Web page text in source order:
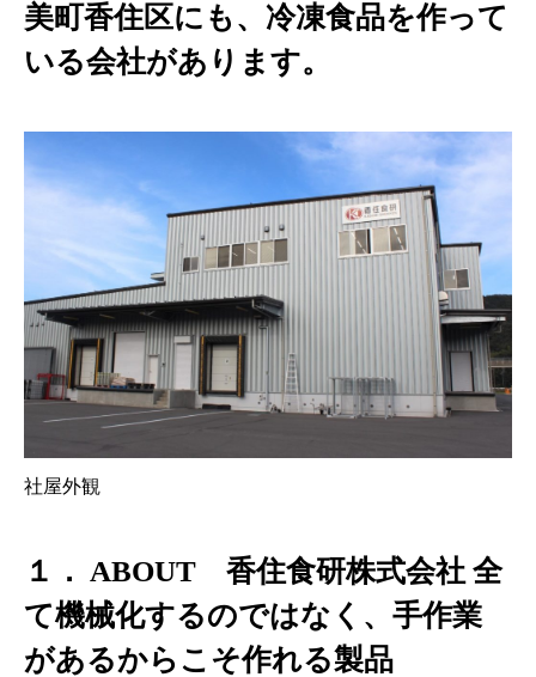
美町香住区にも、冷凍食品を作って
いる会社があります。
社屋外観
１． ABOUT 香住食研株式会社 全
て機械化するのではなく、手作業
があるからこそ作れる製品